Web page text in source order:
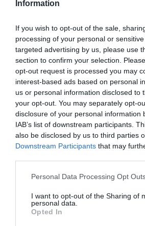
Information
If you wish to opt-out of the sale,
processing of your personal or
targeted advertising by us, please use
section to confirm your selection.
opt-out request is processed you may
interest-based ads based on personal
us or personal information disclosed to
your opt-out. You may separately opt-
disclosure of your personal information
IAB’s list of downstream participants.
also be disclosed by us to third parties
Downstream Participants that may
Personal Data Processing Opt
I want to opt-out of the Sharing of
personal data.
Opted In